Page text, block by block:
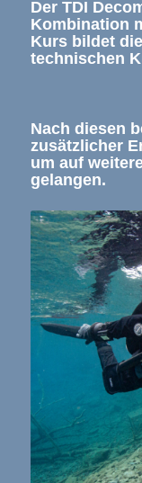
Der TDI
Kombination
Kurs bildet
technischen
Nach diesen
zusätzlicher
um auf
gelangen.